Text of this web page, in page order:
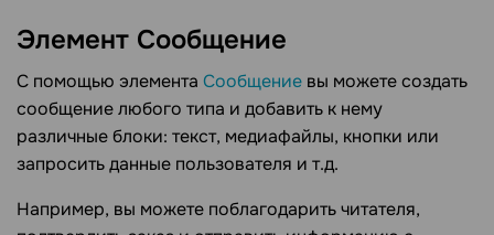
Элемент Сообщение
С помощью элемента Сообщение вы можете создать
сообщение любого типа и добавить к нему
различные блоки: текст, медиафайлы, кнопки или
запросить данные пользователя и т.д.
Например, вы можете поблагодарить читателя,